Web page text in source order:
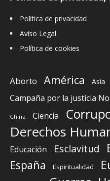
Política de privacidad
Aviso Legal
Política de cookies
Aborto América Asia
Campaña por la justicia
China Ciencia
Derechos
Educación Esclavitud
España Espiritualidad